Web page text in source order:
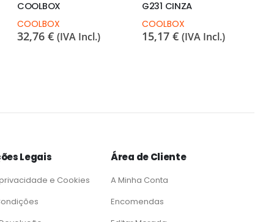
COOLBOX
COOLBOX
32,76 € (IVA Incl.)
G231 CINZA
COOLBOX
15,17 € (IVA Incl.)
Legais
e Cookies
Área de Cliente
A Minha Conta
Encomendas